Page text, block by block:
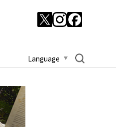
Language